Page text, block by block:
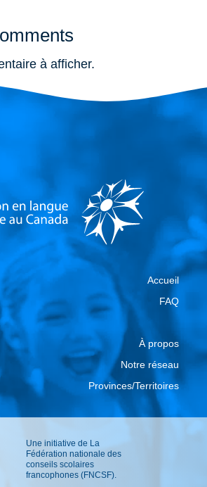
à afficher.
Accueil
FAQ
À propos
Notre réseau
Provinces/Territoires
Une initiative de La
Fédération nationale des
conseils scolaires
francophones (FNCSF).